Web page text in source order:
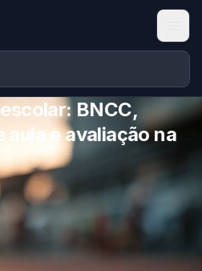
Inicial
BNCC,
e avaliação na